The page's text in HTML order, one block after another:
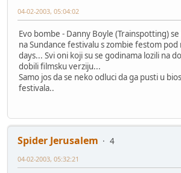
04-02-2003, 05:04:02
Evo bombe - Danny Boyle (Trainspotting)
na Sundance festivalu s zombie festom pod
days... Svi oni koji su se godinama lozili na
dobili filmsku verziju...
Samo jos da se neko odluci da ga pusti u
festivala..
Spider Jerusalem
4
04-02-2003, 05:32:21